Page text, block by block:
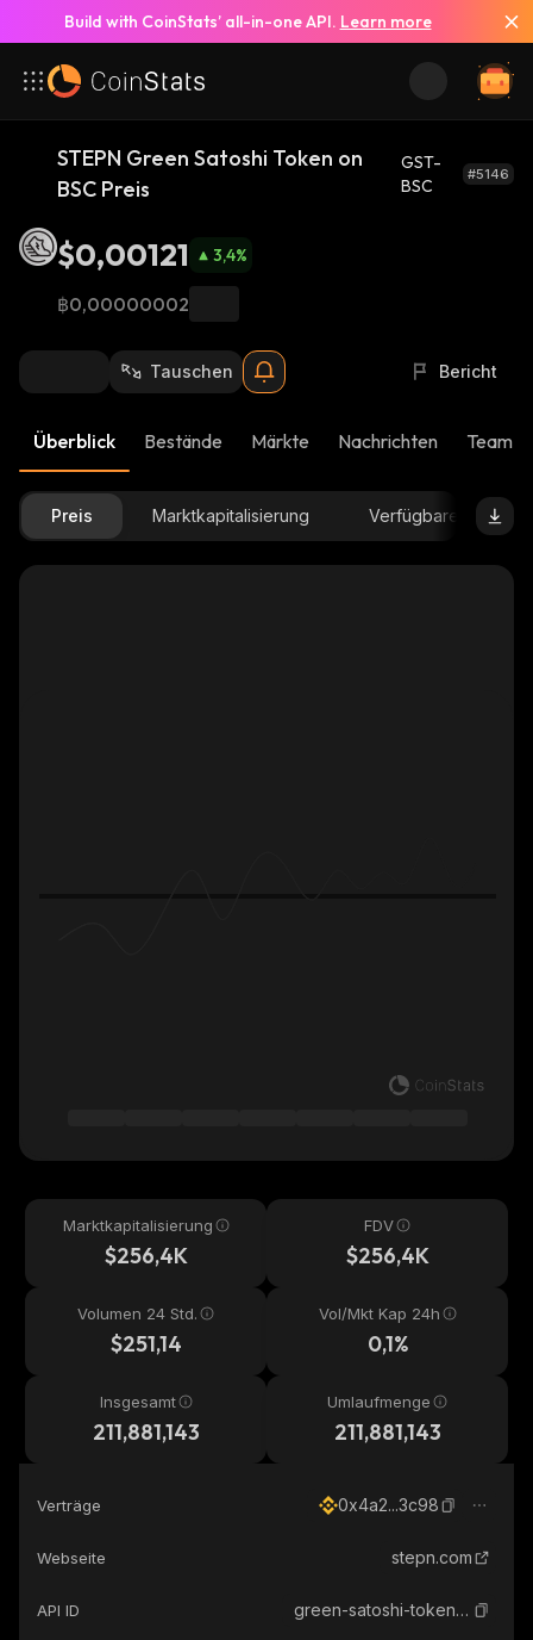
Build with CoinStats’ all-in-one API. Learn more
STEPN Green Satoshi Token on
BSC Preis
GST-
BSC
#5146
$0,00121 3,4%
฿0,00000002
Tauschen Bericht
Überblick Bestände Märkte Nachrichten Team-
Preis Marktkapitalisierung Verfügbare Menge
Marktkapitalisierung
$256,4K
FDV
$256,4K
Volumen 24 Std.
$251,14
Vol/Mkt Kap 24h
0,1%
Insgesamt
211,881,143
Umlaufmenge
211,881,143
Verträge 0x4a2...3c98
Webseite stepn.com
API ID green-satoshi-token-bsc